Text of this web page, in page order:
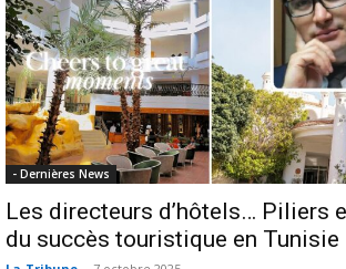
- Dernières News
Les directeurs d’hôtels… Piliers
du succès touristique en Tunisie